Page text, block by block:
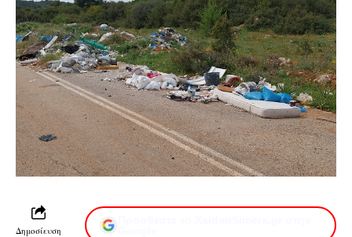
Δημοσίευση